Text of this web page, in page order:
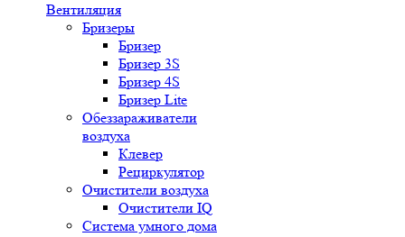
Вентиляция
Бризеры
Бризер
Бризер 3S
Бризер 4S
Бризер Lite
Обеззараживатели
воздуха
Клевер
Рециркулятор
Очистители воздуха
Очистители IQ
Система умного дома